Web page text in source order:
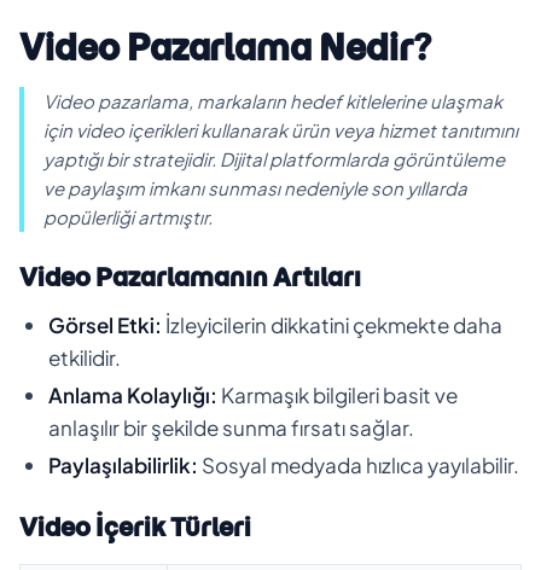
Video Pazarlama Nedir?
Video pazarlama, markaların hedef kitlelerine ulaşmak
için video içerikleri kullanarak ürün veya hizmet tanıtımını
yaptığı bir stratejidir. Dijital platformlarda görüntüleme
ve paylaşım imkanı sunması nedeniyle son yıllarda
popülerliği artmıştır.
Video Pazarlamanın Artıları
Görsel Etki: İzleyicilerin dikkatini çekmekte daha
etkilidir.
Anlama Kolaylığı: Karmaşık bilgileri basit ve
anlaşılır bir şekilde sunma fırsatı sağlar.
Paylaşılabilirlik: Sosyal medyada hızlıca yayılabilir.
Video İçerik Türleri